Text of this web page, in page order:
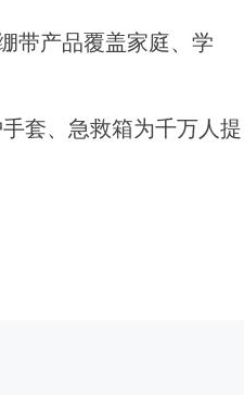
带产品覆盖家庭、学
套、急救箱为千万人提